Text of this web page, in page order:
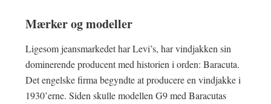
Mærker og modeller
Ligesom jeansmarkedet har Levi’s, har vindjakken sin
dominerende producent med historien i orden: Baracuta.
Det engelske firma begyndte at producere en vindjakke i
1930’erne. Siden skulle modellen G9 med Baracutas